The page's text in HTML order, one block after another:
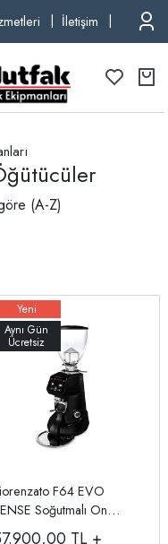
İletişim TEL:
(A-Z)
F64 EVO
Soğutmalı On
Kahve Değirmeni,
TL +